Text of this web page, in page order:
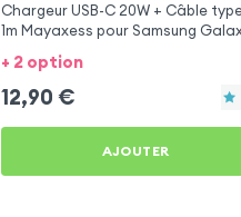
Chargeur USB-C 20W + Câble
1m Mayaxess pour Samsung
A8 2018
+ 2 option
12,90 €
AJOUTER